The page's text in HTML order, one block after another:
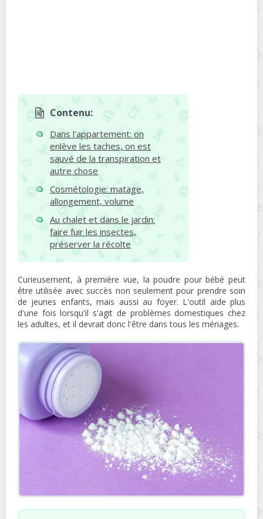
Contenu:
Dans l'appartement: on
enlève les taches, on est
sauvé de la transpiration et
autre chose
Cosmétologie: matage,
allongement, volume
Au chalet et dans le jardin:
faire fuir les insectes,
préserver la récolte
Curieusement, à première vue, la poudre pour bébé peut
être utilisée avec succès non seulement pour prendre soin
de jeunes enfants, mais aussi au foyer. L'outil aide plus
d'une fois lorsqu'il s'agit de problèmes domestiques chez
les adultes, et il devrait donc l'être dans tous les ménages.